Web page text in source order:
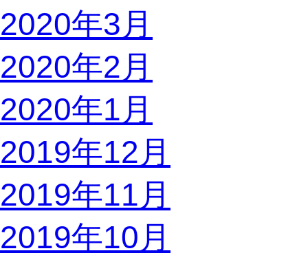
2020年3月
2020年2月
2020年1月
2019年12月
2019年11月
2019年10月